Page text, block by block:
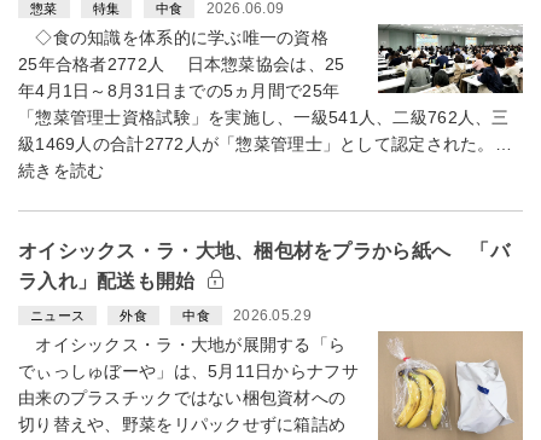
惣菜 特集 中食 2026.06.09
◇食の知識を体系的に学ぶ唯一の資格
25年合格者2772人 日本惣菜協会は、25
年4月1日～8月31日までの5ヵ月間で25年
「惣菜管理士資格試験」を実施し、一級541人、二級762人、三
級1469人の合計2772人が「惣菜管理士」として認定された。…
続きを読む
オイシックス・ラ・大地、梱包材をプラから紙へ 「バ
ラ入れ」配送も開始
ニュース 外食 中食 2026.05.29
オイシックス・ラ・大地が展開する「ら
でぃっしゅぼーや」は、5月11日からナフサ
由来のプラスチックではない梱包資材への
切り替えや、野菜をリパックせずに箱詰め